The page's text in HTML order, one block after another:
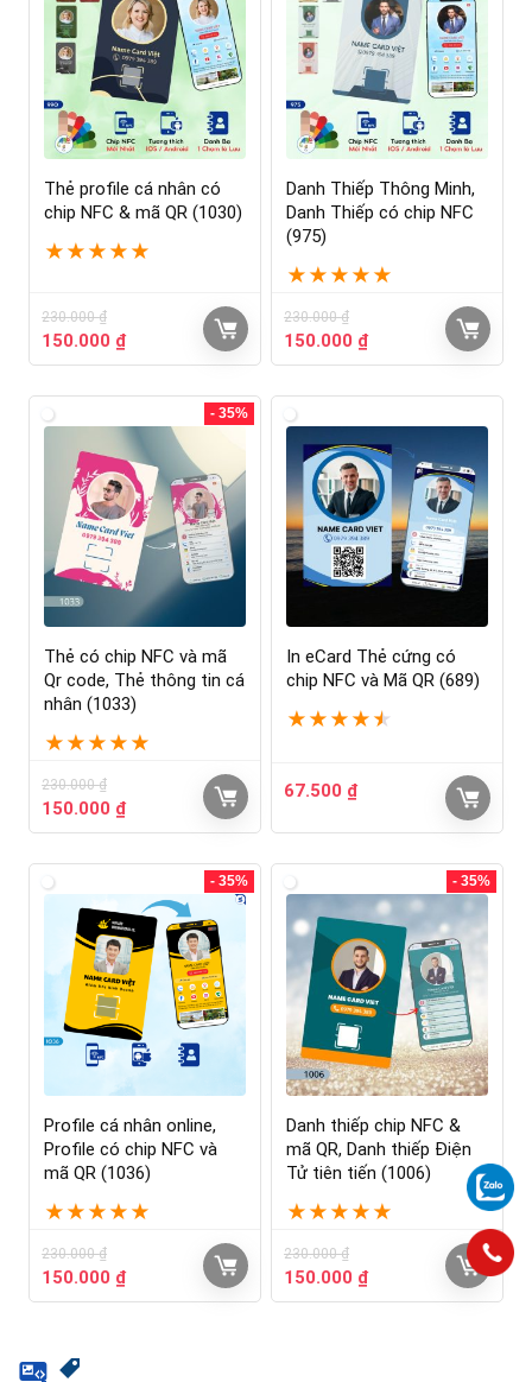
Thẻ profile cá nhân có
chip NFC & mã QR (1030)
★ ★ ★ ★ ★
230.000₫
150.000 ₫
Danh Thiếp Thông Minh,
Danh Thiếp có chip NFC
(975)
★ ★ ★ ★ ★
230.000₫
150.000 ₫
- 35%
Thẻ có chip NFC và mã
Qr code, Thẻ thông tin cá
nhân (1033)
★ ★ ★ ★ ★
230.000₫
150.000 ₫
In eCard Thẻ cứng có
chip NFC và Mã QR (689)
★ ★ ★ ★ ★
67.500 ₫
- 35%
Profile cá nhân online,
Profile có chip NFC và
mã QR (1036)
★ ★ ★ ★ ★
230.000₫
150.000 ₫
- 35%
Danh thiếp chip NFC &
mã QR, Danh thiếp Điện
Tử tiên tiến (1006)
★ ★ ★ ★ ★
230.000₫
150.000 ₫